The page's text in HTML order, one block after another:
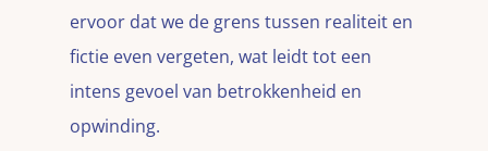
ervoor dat we de grens tussen realiteit en
fictie even vergeten, wat leidt tot een
intens gevoel van betrokkenheid en
opwinding.